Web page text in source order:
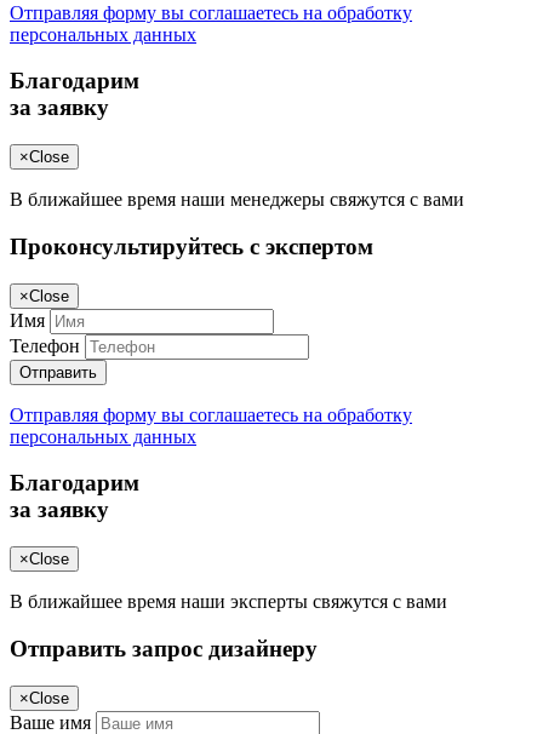
Отправляя форму вы соглашаетесь на обработку
персональных данных
Благодарим
за заявку
×Close
В ближайшее время наши менеджеры свяжутся с вами
Проконсультируйтесь с экспертом
×Close
Имя
Телефон
Отправить
Отправляя форму вы соглашаетесь на обработку
персональных данных
Благодарим
за заявку
×Close
В ближайшее время наши эксперты свяжутся с вами
Отправить запрос дизайнеру
×Close
Ваше имя